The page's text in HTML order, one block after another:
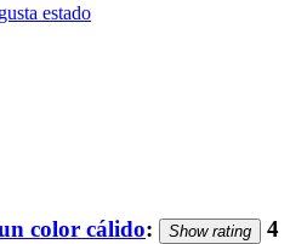
estado
color cálido: Show rating
4